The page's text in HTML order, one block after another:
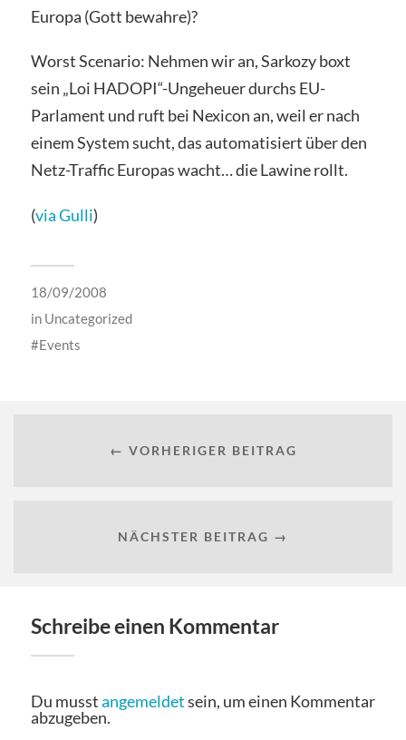
Europa (Gott bewahre)?
Worst Scenario: Nehmen wir an, Sarkozy boxt
sein „Loi HADOPI“-Ungeheuer durchs EU-
Parlament und ruft bei Nexicon an, weil er nach
einem System sucht, das automatisiert über den
Netz-Traffic Europas wacht… die Lawine rollt.
(via Gulli)
18/09/2008
in Uncategorized
Events
← VORHERIGER BEITRAG
NÄCHSTER BEITRAG →
Schreibe einen Kommentar
Du musstangemeldetsein, um einen Kommentar
abzugeben.